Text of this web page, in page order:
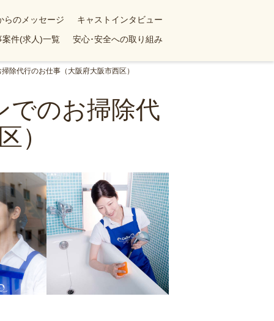
らのメッセージ
キャストインタビュー
案件(求人)一覧 安心･安全への取り組み
除代行のお仕事（大阪府大阪市西区）
でのお掃除代
）